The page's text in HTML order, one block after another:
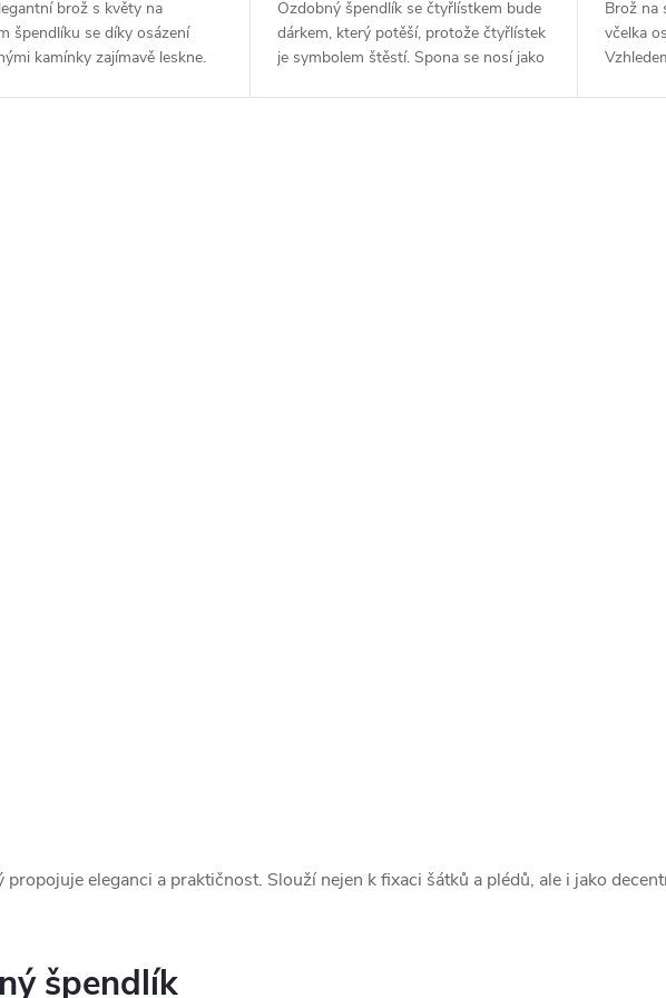
brož s květy na
špendlíku se díky osázení
kamínky zajímavě leskne.
Ozdobný špendlík se čtyřlístkem bude
dárkem, který potěší, protože čtyřlístek
je symbolem štěstí. Spona se nosí jako
Brož na
včelka
eleganci a praktičnost. Slouží nejen k fixaci šátků a plédů, ale i jako
špendlík